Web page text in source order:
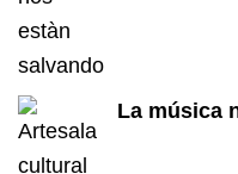
La música